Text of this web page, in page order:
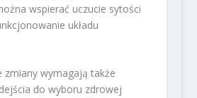
wspierać uczucie sytości
układu
zmiany wymagają także
do wyboru zdrowej